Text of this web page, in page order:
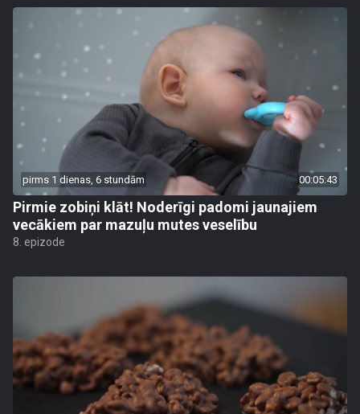
pirms 1 dienas, 6 stundām 00:05:43
Pirmie zobiņi klāt! Noderīgi padomi jaunajiem
vecākiem par mazuļu mutes veselību
8. epizode